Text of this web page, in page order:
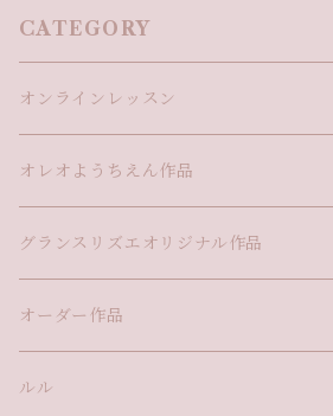
CATEGORY
オンラインレッスン
オレオようちえん作品
グランスリズエオリジナル作品
オーダー作品
ルル